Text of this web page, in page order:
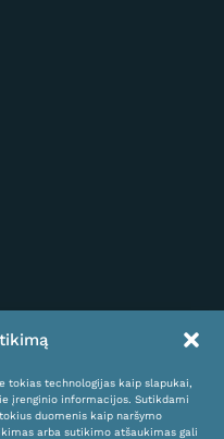
technologijas kaip slapukai,
įrenginio informacijos. Sutikdami
duomenis kaip naršymo
arba sutikimo atšaukimas gali